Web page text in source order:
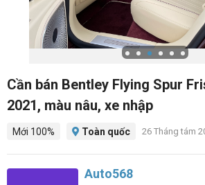
Cần bán Bentley Flying Spur
2021, màu nâu, xe nhập
Mới 100% Toàn quốc 26 Tháng tám
Auto568